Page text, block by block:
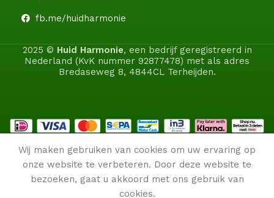
fb.me/huidharmonie
2025 © Huid Harmonie, een bedrijf geregistreerd in
Nederland (KvK nummer 92877478) met als adres
Bredaseweg 8, 4844CL Terheijden.
Wij maken gebruiken van cookies om uw ervaring op
onze website te verbeteren. Door deze website te
bezoeken, gaat u akkoord met ons gebruik van
cookies.